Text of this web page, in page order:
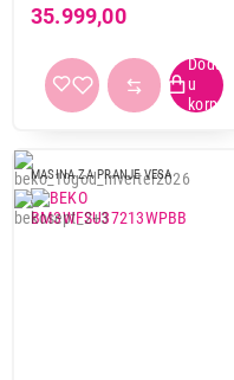
35.999,00
MASINA ZA PRANJE VESA